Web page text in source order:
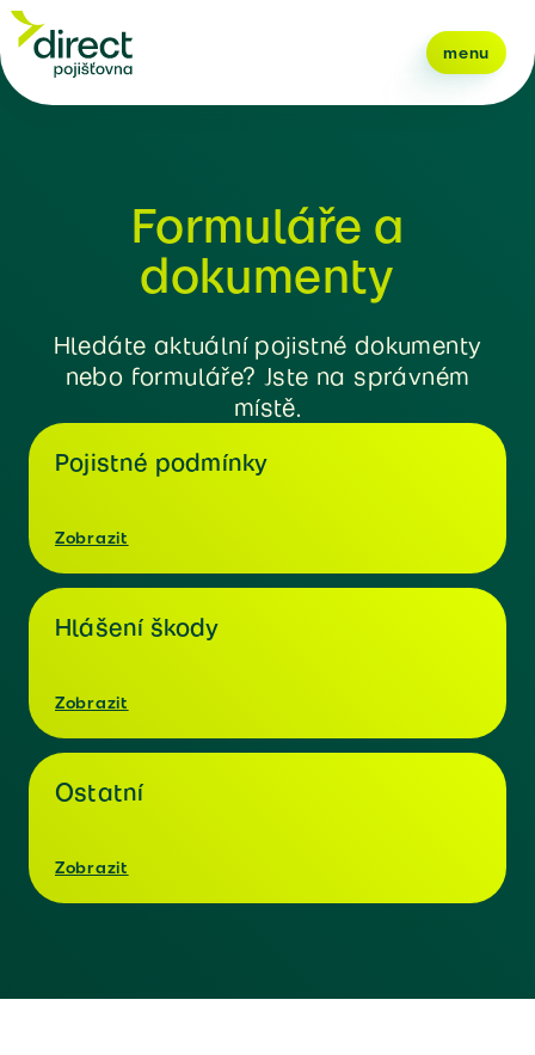
menu
Formuláře a
dokumenty
Hledáte aktuální pojistné dokumenty
nebo formuláře? Jste na správném
místě.
Pojistné podmínky
Zobrazit
Hlášení škody
Zobrazit
Ostatní
Zobrazit